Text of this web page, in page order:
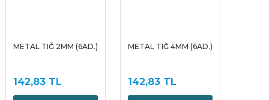
METAL TIĞ 2MM (6AD.)
142,83 TL
METAL TIĞ 4MM (6AD.)
142,83 TL